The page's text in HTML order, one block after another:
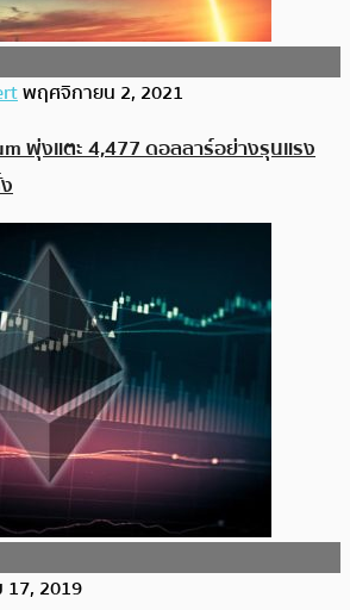
พฤศจิกายน 2, 2021
พุ่งแตะ 4,477 ดอลลาร์อย่างรุนแรง
17, 2019